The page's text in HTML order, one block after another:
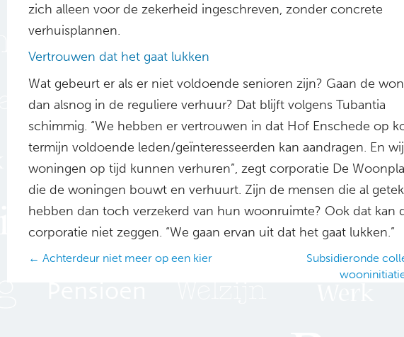
zich alleen voor de zekerheid ingeschreven, zonder concrete
verhuisplannen.
Vertrouwen dat het gaat lukken
Wat gebeurt er als er niet voldoende senioren zijn? Gaan de
dan alsnog in de reguliere verhuur? Dat blijft volgens Tubantia
schimmig. “We hebben er vertrouwen in dat Hof Enschede op
termijn voldoende leden/geïnteresseerden kan aandragen. En
woningen op tijd kunnen verhuren”, zegt corporatie De
die de woningen bouwt en verhuurt. Zijn de mensen die al
hebben dan toch verzekerd van hun woonruimte? Ook dat kan
corporatie niet zeggen. “We gaan ervan uit dat het gaat lukken.”
Posts
← Achterdeur niet meer op een kier
Subsidieronde